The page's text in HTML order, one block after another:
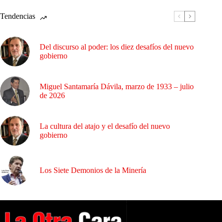
Tendencias
Del discurso al poder: los diez desafíos del nuevo
gobierno
Miguel Santamaría Dávila, marzo de 1933 – julio
de 2026
La cultura del atajo y el desafío del nuevo
gobierno
Los Siete Demonios de la Minería